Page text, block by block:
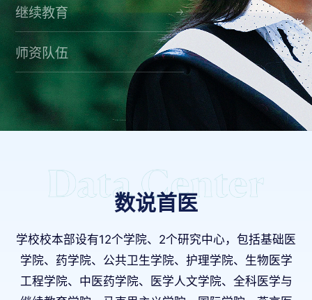
继续教育
师资队伍
数说首医
学校校本部设有12个学院、2个研究中心，包括基础医
学院、药学院、公共卫生学院、护理学院、生物医学
工程学院、中医药学院、医学人文学院、全科医学与